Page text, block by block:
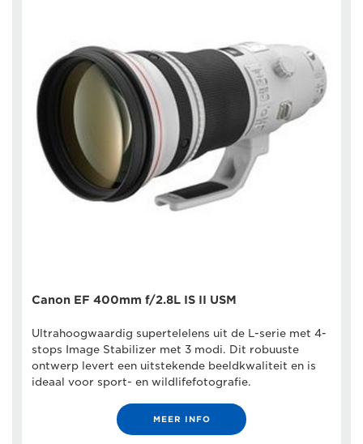
Canon EF 400mm f/2.8L IS II USM
Ultrahoogwaardig supertelelens uit de L-serie met 4-
stops Image Stabilizer met 3 modi. Dit robuuste
ontwerp levert een uitstekende beeldkwaliteit en is
ideaal voor sport- en wildlifefotografie.
MEER INFO